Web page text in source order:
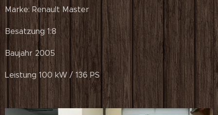
Marke: Renault Master
Besatzung 1:8
Baujahr 2005
Leistung 100 kW / 136 PS